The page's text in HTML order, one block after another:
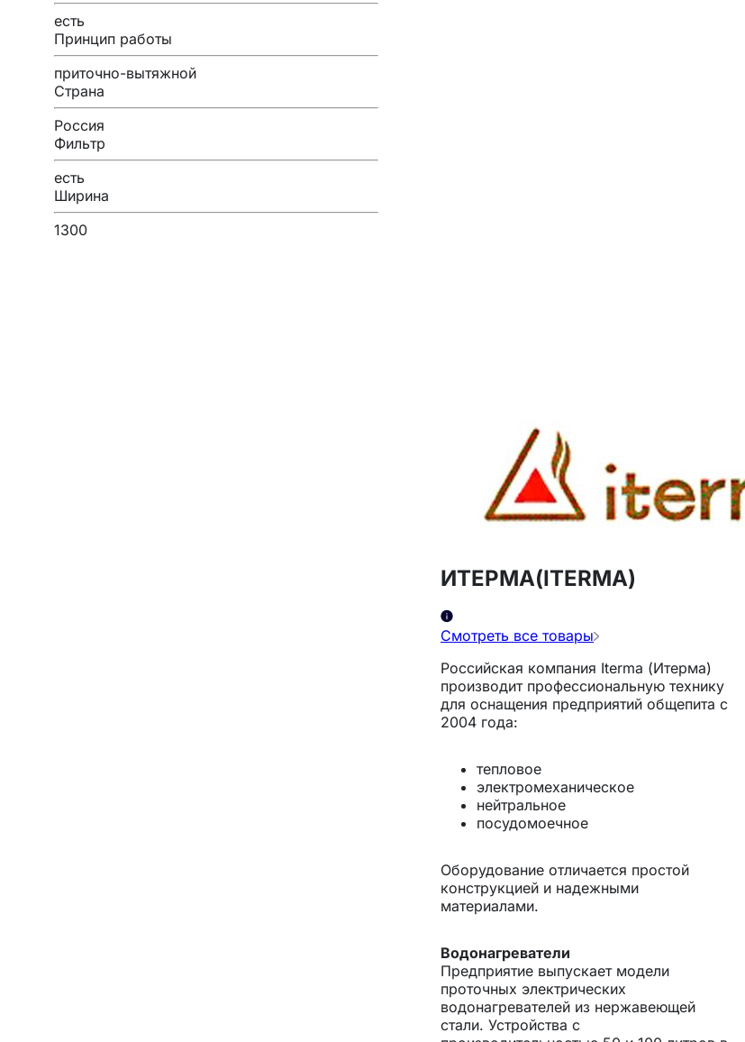
есть
Принцип работы
приточно-вытяжной
Страна
Россия
Фильтр
есть
Ширина
1300
ИТЕРМА(ITERMA)
Смотреть все товары
Российская компания Iterma (Итерма)
производит профессиональную технику
для оснащения предприятий общепита с
2004 года:
тепловое
электромеханическое
нейтральное
посудомоечное
Оборудование отличается простой
конструкцией и надежными
материалами.
Водонагреватели
Предприятие выпускает модели
проточных электрических
водонагревателей из нержавеющей
стали. Устройства с